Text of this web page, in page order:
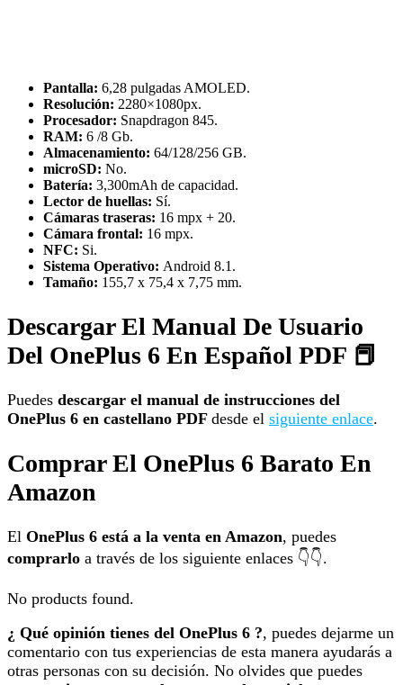
Pantalla: 6,28 pulgadas AMOLED.
Resolución: 2280×1080px.
Procesador: Snapdragon 845.
RAM: 6 /8 Gb.
Almacenamiento: 64/128/256 GB.
microSD: No.
Batería: 3,300mAh de capacidad.
Lector de huellas: Sí.
Cámaras traseras: 16 mpx + 20.
Cámara frontal: 16 mpx.
NFC: Si.
Sistema Operativo: Android 8.1.
Tamaño: 155,7 x 75,4 x 7,75 mm.
Descargar El Manual De Usuario
Del OnePlus 6 En Español PDF 📕
Puedes descargar el manual de instrucciones del
OnePlus 6 en castellano PDF desde el siguiente enlace.
Comprar El OnePlus 6 Barato En
Amazon
El OnePlus 6 está a la venta en Amazon, puedes
comprarlo a través de los siguiente enlaces 👇👇.
No products found.
¿ Qué opinión tienes del OnePlus 6 ?, puedes dejarme un
comentario con tus experiencias de esta manera ayudarás a
otras personas con su decisión. No olvides que puedes